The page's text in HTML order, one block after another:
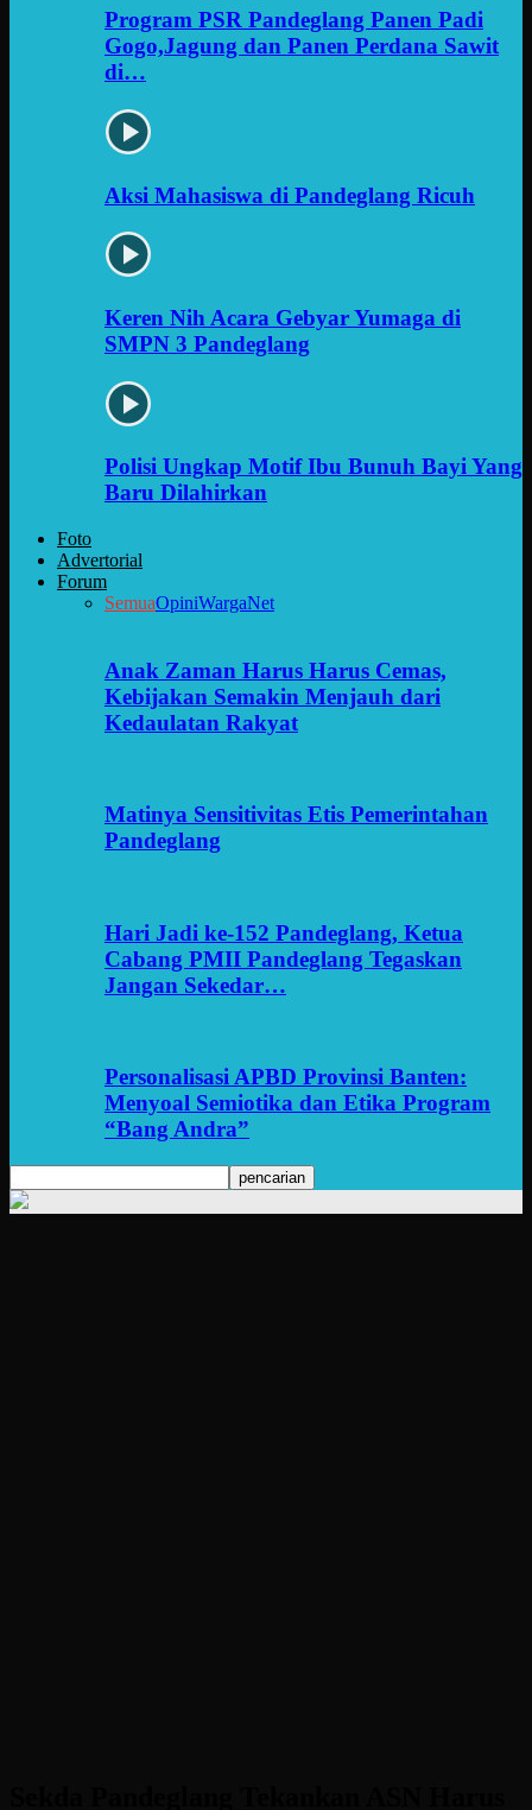
Program PSR Pandeglang Panen Padi
Gogo,Jagung dan Panen Perdana Sawit
di…
Aksi Mahasiswa di Pandeglang Ricuh
Keren Nih Acara Gebyar Yumaga di
SMPN 3 Pandeglang
Polisi Ungkap Motif Ibu Bunuh Bayi Yang
Baru Dilahirkan
Foto
Advertorial
Forum
SemuaOpiniWargaNet
Anak Zaman Harus Harus Cemas,
Kebijakan Semakin Menjauh dari
Kedaulatan Rakyat
Matinya Sensitivitas Etis Pemerintahan
Pandeglang
Hari Jadi ke-152 Pandeglang, Ketua
Cabang PMII Pandeglang Tegaskan
Jangan Sekedar…
Personalisasi APBD Provinsi Banten:
Menyoal Semiotika dan Etika Program
“Bang Andra”